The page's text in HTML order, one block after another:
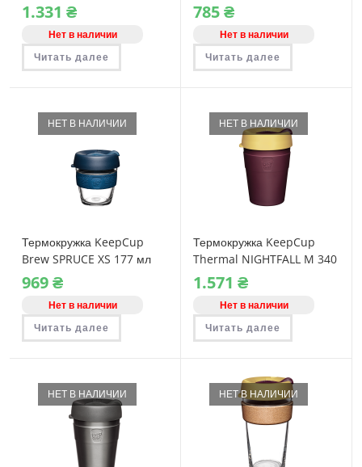
1.331₴
Нет в наличии
Читать далее
785₴
Нет в наличии
Читать далее
НЕТ В НАЛИЧИИ
Термокружка KeepCup
Brew SPRUCE XS 177 мл
969₴
Нет в наличии
Читать далее
НЕТ В НАЛИЧИИ
Термокружка KeepCup
Thermal NIGHTFALL M 340
мл
1.571 ₴
Нет в наличии
Читать далее
НЕТ В НАЛИЧИИ НЕТ В НАЛИЧИИ